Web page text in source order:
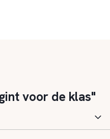
voor de klas"